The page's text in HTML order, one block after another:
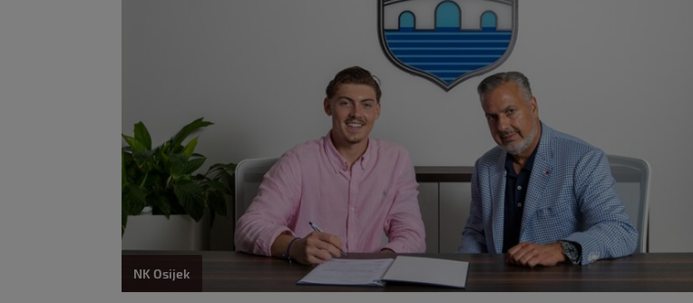
NK Osijek